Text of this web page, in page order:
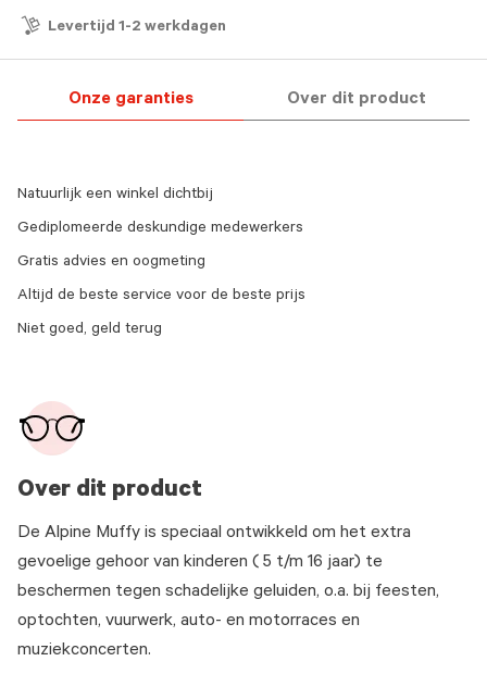
Levertijd 1-2 werkdagen
Onze garanties Over dit product
Over dit product
De Alpine Muffy is speciaal ontwikkeld om het extra
gevoelige gehoor van kinderen ( 5 t/m 16 jaar) te
beschermen tegen schadelijke geluiden, o.a. bij feesten,
optochten, vuurwerk, auto- en motorraces en
muziekconcerten.
Natuurlijk een winkel dichtbij
Gediplomeerde deskundige medewerkers
Gratis advies en oogmeting
Altijd de beste service voor de beste prijs
Niet goed, geld terug